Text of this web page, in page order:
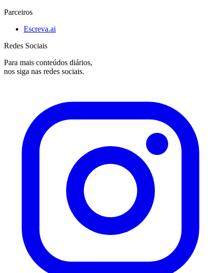
Parceiros
Escreva.ai
Redes Sociais
Para mais conteúdos diários,
nos siga nas redes sociais.